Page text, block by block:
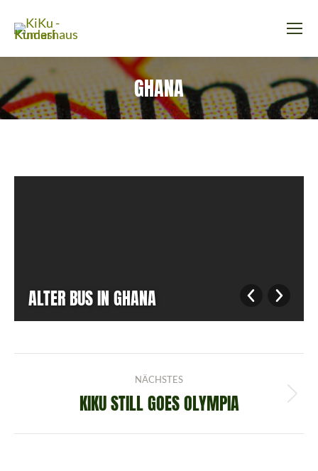
GHANA
ALTER BUS IN GHANA
NAVIGATION
NÄCHSTES
Nächstes
KIKU STILL GOES OLYMPIA